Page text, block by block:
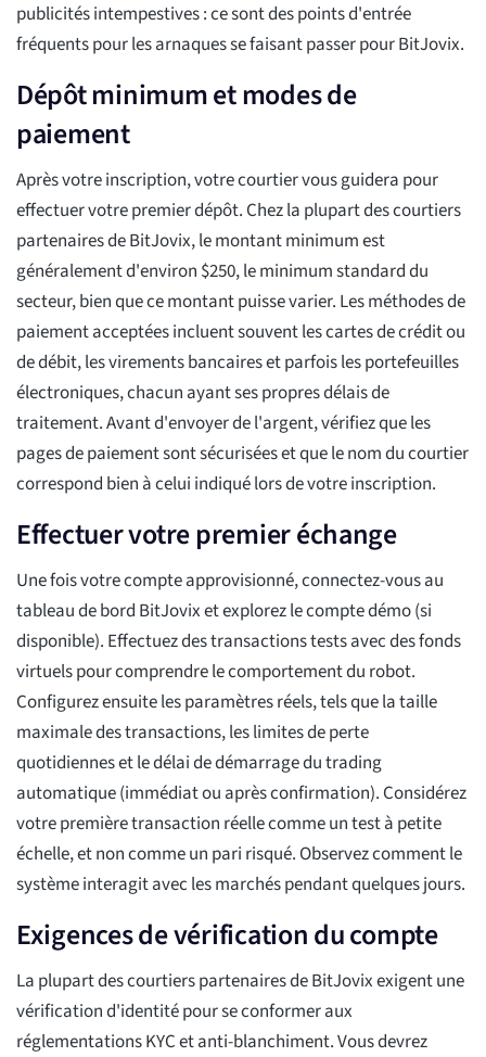
publicités intempestives : ce sont des points d'entrée
fréquents pour les arnaques se faisant passer pour BitJovix.
Dépôt minimum et modes de
paiement
Après votre inscription, votre courtier vous guidera pour
effectuer votre premier dépôt. Chez la plupart des courtiers
partenaires de BitJovix, le montant minimum est
généralement d'environ $250, le minimum standard du
secteur, bien que ce montant puisse varier. Les méthodes de
paiement acceptées incluent souvent les cartes de crédit ou
de débit, les virements bancaires et parfois les portefeuilles
électroniques, chacun ayant ses propres délais de
traitement. Avant d'envoyer de l'argent, vérifiez que les
pages de paiement sont sécurisées et que le nom du courtier
correspond bien à celui indiqué lors de votre inscription.
Effectuer votre premier échange
Une fois votre compte approvisionné, connectez-vous au
tableau de bord BitJovix et explorez le compte démo (si
disponible). Effectuez des transactions tests avec des fonds
virtuels pour comprendre le comportement du robot.
Configurez ensuite les paramètres réels, tels que la taille
maximale des transactions, les limites de perte
quotidiennes et le délai de démarrage du trading
automatique (immédiat ou après confirmation). Considérez
votre première transaction réelle comme un test à petite
échelle, et non comme un pari risqué. Observez comment le
système interagit avec les marchés pendant quelques jours.
Exigences de vérification du compte
La plupart des courtiers partenaires de BitJovix exigent une
vérification d'identité pour se conformer aux
réglementations KYC et anti-blanchiment. Vous devrez